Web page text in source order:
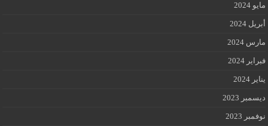
مايو 2024
أبريل 2024
مارس 2024
فبراير 2024
يناير 2024
ديسمبر 2023
نوفمبر 2023